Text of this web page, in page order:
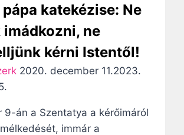
e
a
n
ú
i
!
–
e
e
e
n
t
s
é
pápa katekézise: Ne
ne
kérni Istentől!
2020. december 11.2023.
9-án a Szentatya a kérőimáról
immár a